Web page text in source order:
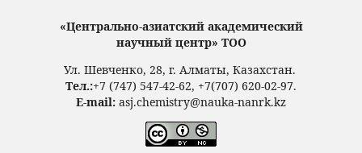
«Центрально-азиатский академический
научный центр» ТОО
Ул. Шевченко, 28, г. Алматы, Казахстан.
Тел.:+7 (747) 547-42-62, +7(707) 620-02-97.
E-mail: asj.chemistry@nauka-nanrk.kz